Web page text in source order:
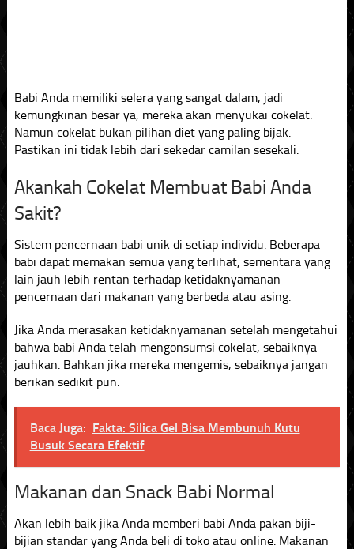
Babi Anda memiliki selera yang sangat dalam, jadi
kemungkinan besar ya, mereka akan menyukai cokelat.
Namun cokelat bukan pilihan diet yang paling bijak.
Pastikan ini tidak lebih dari sekedar camilan sesekali.
Akankah Cokelat Membuat Babi Anda
Sakit?
Sistem pencernaan babi unik di setiap individu. Beberapa
babi dapat memakan semua yang terlihat, sementara yang
lain jauh lebih rentan terhadap ketidaknyamanan
pencernaan dari makanan yang berbeda atau asing.
Jika Anda merasakan ketidaknyamanan setelah mengetahui
bahwa babi Anda telah mengonsumsi cokelat, sebaiknya
jauhkan. Bahkan jika mereka mengemis, sebaiknya jangan
berikan sedikit pun.
Baca Juga: Fakta: Silica Gel Bisa Membunuh Kutu
Busuk Secara Efektif
Makanan dan Snack Babi Normal
Akan lebih baik jika Anda memberi babi Anda pakan biji-
bijian standar yang Anda beli di toko atau online. Makanan